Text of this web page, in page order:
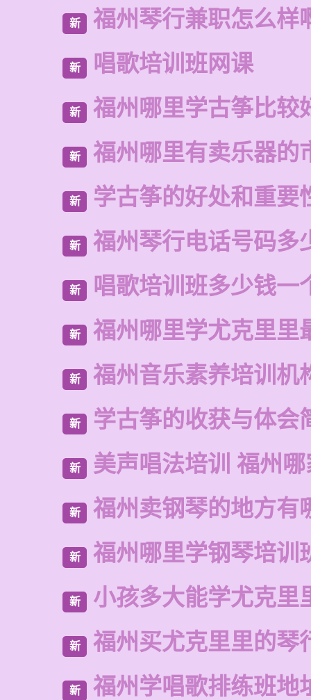
新 福州琴行兼职怎么样
新 唱歌培训班网课
新 福州哪里学古筝比较
新 福州哪里有卖乐器的
新 学古筝的好处和重要
新 福州琴行电话号码多
新 唱歌培训班多少钱一
新 福州哪里学尤克里里
新 福州音乐素养培训机
新 学古筝的收获与体会
新 美声唱法培训 福州
新 福州卖钢琴的地方有
新 福州哪里学钢琴培训
新 小孩多大能学尤克里
新 福州买尤克里里的琴
新 福州学唱歌排练班地